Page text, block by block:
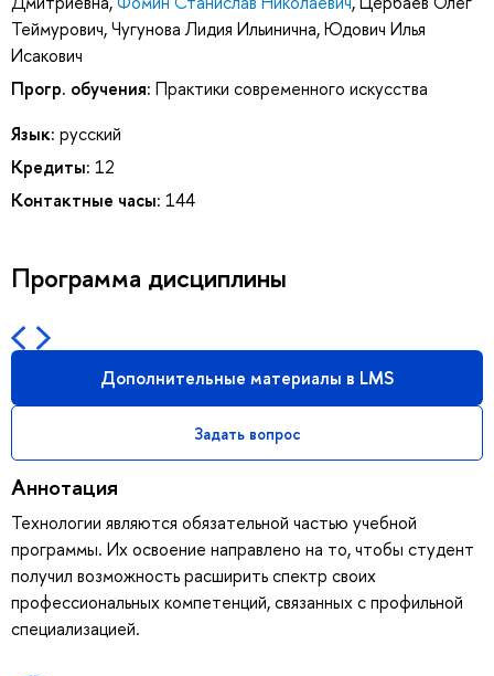
Теймурович,Чугунова Лидия Ильинична,Юдович Илья
Исакович
Прогр. обучения: Практики современного искусства
Язык: русский
Кредиты: 12
Контактные часы: 144
Программа дисциплины
Дополнительные материалы в LMS
Задать вопрос
Аннотация
Технологии являются обязательной частью учебной
программы. Их освоение направлено на то, чтобы студент
получил возможность расширить спектр своих
профессиональных компетенций, связанных с профильной
специализацией.